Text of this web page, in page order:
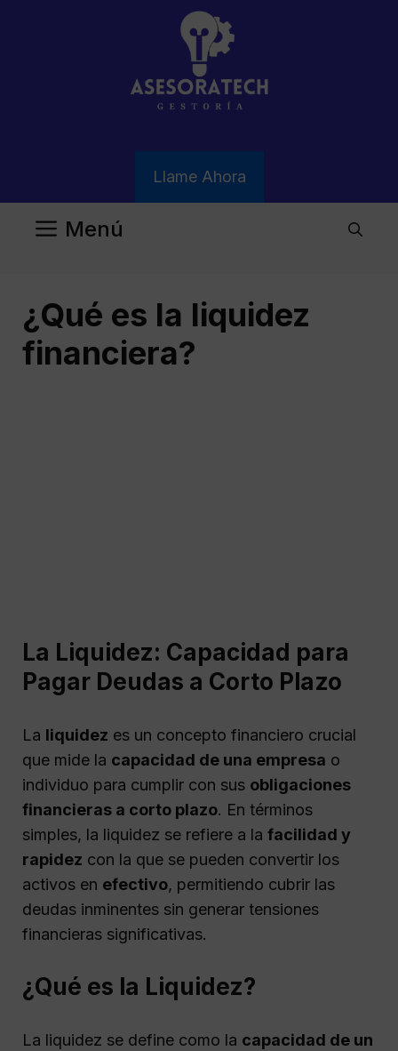
Llame Ahora
Menú
¿Qué es la liquidez
financiera?
La Liquidez: Capacidad para
Pagar Deudas a Corto Plazo
La liquidez es un concepto financiero crucial
que mide la capacidad de una empresa o
individuo para cumplir con sus obligaciones
financieras a corto plazo. En términos
simples, la liquidez se refiere a la facilidad y
rapidez con la que se pueden convertir los
activos en efectivo, permitiendo cubrir las
deudas inminentes sin generar tensiones
financieras significativas.
¿Qué es la Liquidez?
La liquidez se define como la capacidad de un